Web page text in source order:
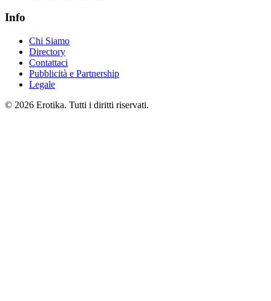
Info
Chi Siamo
Directory
Contattaci
Pubblicità e Partnership
Legale
© 2026 Erotika. Tutti i diritti riservati.